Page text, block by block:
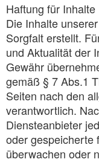
Haftung für Inhalte
Die Inhalte
Sorgfalt erstellt.
und Aktualität der
Gewähr
gemäß § 7 Abs.1
Seiten nach den
verantwortlich.
Diensteanbieter
oder gespeicherte
überwachen oder